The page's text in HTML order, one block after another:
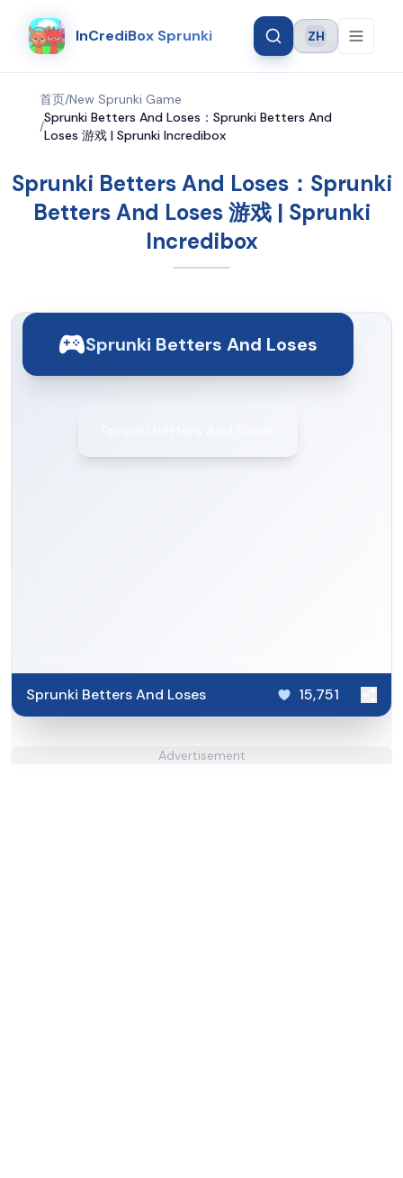
InCrediBox Sprunki Language
ZH
首页/New Sprunki Game
/
Sprunki Betters And Loses：Sprunki Betters And
Loses 游戏 | Sprunki Incredibox
Sprunki Betters And Loses：Sprunki
Betters And Loses 游戏 | Sprunki
Incredibox
Sprunki Betters And Loses
Sprunki Betters And Loses 15,751
Advertisement